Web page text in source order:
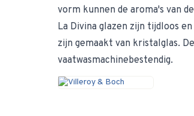
vorm kunnen de aroma's van
La Divina glazen zijn tijdloos
zijn gemaakt van kristalglas.
vaatwasmachinebestendig.